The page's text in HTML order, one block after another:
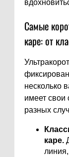
Самые
каре: от
несколько
имеет свои
разных
каре.